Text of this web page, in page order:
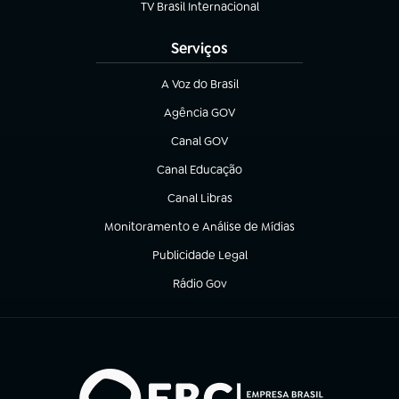
TV Brasil Internacional
(abre em nova aba)
Serviços
A Voz do Brasil
(abre em nova aba)
Agência GOV
(abre em nova aba)
Canal GOV
(abre em nova aba)
Canal Educação
(abre em nova aba)
Canal Libras
(abre em nova aba)
Monitoramento e Análise de Mídias
(abre em nova aba)
Publicidade Legal
(abre em nova aba)
Rádio Gov
(abre em nova aba)